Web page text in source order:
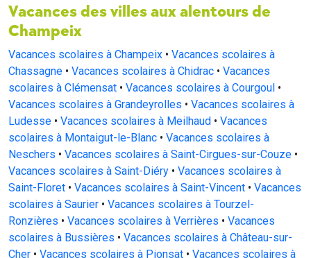
Vacances des villes aux alentours de
Champeix
Vacances scolaires à Champeix • Vacances scolaires à
Chassagne • Vacances scolaires à Chidrac • Vacances
scolaires à Clémensat • Vacances scolaires à Courgoul •
Vacances scolaires à Grandeyrolles • Vacances scolaires à
Ludesse • Vacances scolaires à Meilhaud • Vacances
scolaires à Montaigut-le-Blanc • Vacances scolaires à
Neschers • Vacances scolaires à Saint-Cirgues-sur-Couze •
Vacances scolaires à Saint-Diéry • Vacances scolaires à
Saint-Floret • Vacances scolaires à Saint-Vincent • Vacances
scolaires à Saurier • Vacances scolaires à Tourzel-
Ronzières • Vacances scolaires à Verrières • Vacances
scolaires à Bussières • Vacances scolaires à Château-sur-
Cher • Vacances scolaires à Pionsat • Vacances scolaires à